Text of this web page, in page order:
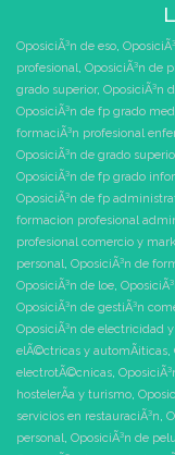
OposiciÃ³n de eso,
profesional, OposiciÃ³n de
grado superior, OposiciÃ³n
OposiciÃ³n de fp grado
formaciÃ³n profesional
OposiciÃ³n de grado
OposiciÃ³n de fp grado
OposiciÃ³n de fp
formacion profesional
profesional comercio y
personal, OposiciÃ³n de
OposiciÃ³n de loe,
OposiciÃ³n de gestiÃ³n
OposiciÃ³n de electricidad
elÃ©ctricas y automÃ¡ticas,
electrotÃ©cnicas,
hostelerÃ­a y turismo,
servicios en restauraciÃ³n,
personal, OposiciÃ³n de